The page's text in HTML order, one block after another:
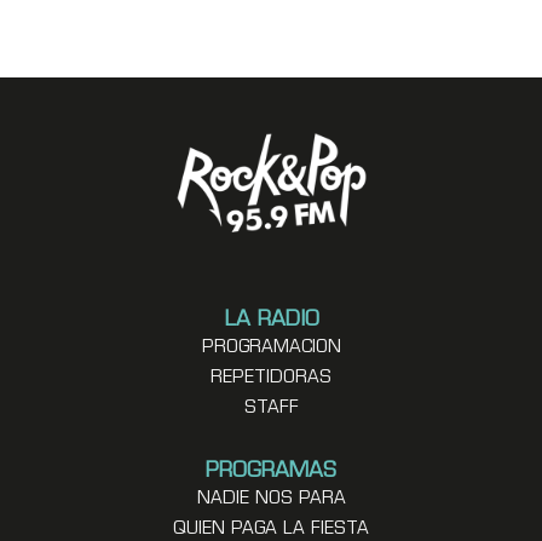
LA RADIO
PROGRAMACION
REPETIDORAS
STAFF
PROGRAMAS
NADIE NOS PARA
QUIEN PAGA LA FIESTA